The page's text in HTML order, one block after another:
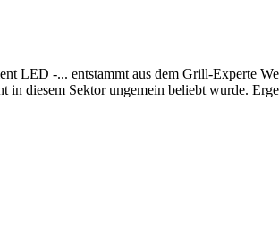
LED -... entstammt aus dem Grill-Experte
diesem Sektor ungemein beliebt wurde.